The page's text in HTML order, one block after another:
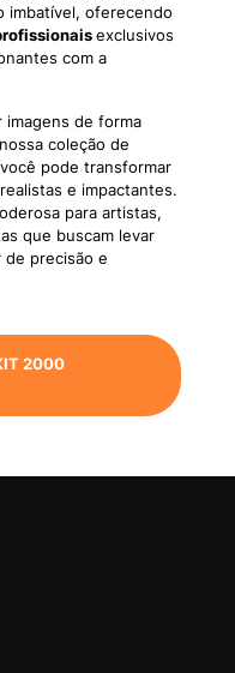
imbatível, oferecendo
exclusivos
com a
imagens de forma
coleção de
pode transformar
e impactantes.
para artistas,
que buscam levar
de precisão e
2000